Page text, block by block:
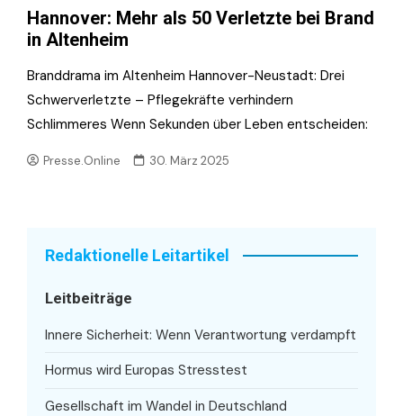
Hannover: Mehr als 50 Verletzte bei Brand
in Altenheim
Branddrama im Altenheim Hannover-Neustadt: Drei
Schwerverletzte – Pflegekräfte verhindern
Schlimmeres Wenn Sekunden über Leben entscheiden:
Presse.Online 30. März 2025
Redaktionelle Leitartikel
Leitbeiträge
Innere Sicherheit: Wenn Verantwortung verdampft
Hormus wird Europas Stresstest
Gesellschaft im Wandel in Deutschland